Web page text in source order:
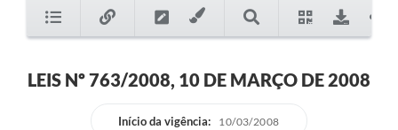
LEIS Nº 763/2008, 10 DE MARÇO DE 2008
Início da vigência: 10/03/2008